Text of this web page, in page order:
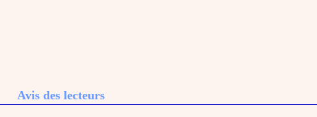
Avis des lecteurs